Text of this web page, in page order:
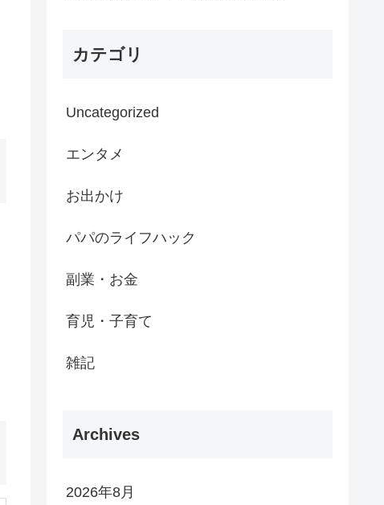
カテゴリ
Uncategorized
エンタメ
お出かけ
パパのライフハック
副業・お金
育児・子育て
雑記
Archives
2026年8月